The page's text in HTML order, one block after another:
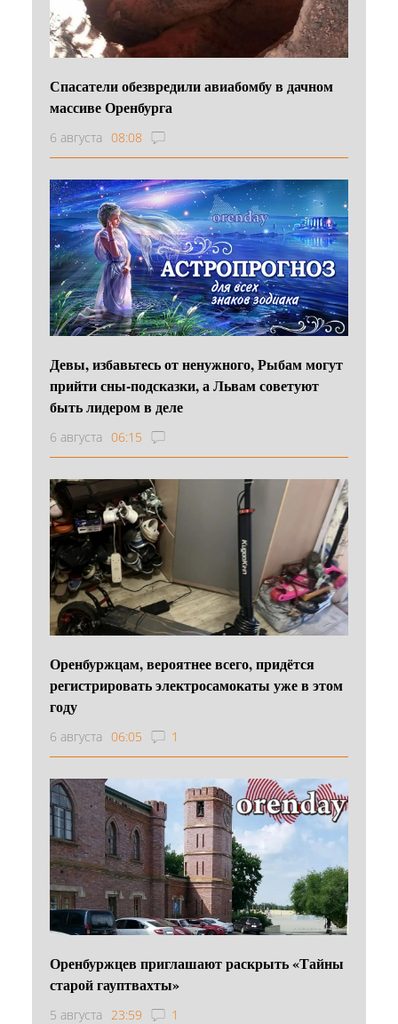
Спасатели обезвредили авиабомбу в дачном
массиве Оренбурга
6 августа 08:08
Девы, избавьтесь от ненужного, Рыбам могут
прийти сны-подсказки, а Львам советуют
быть лидером в деле
6 августа 06:15
Оренбуржцам, вероятнее всего, придётся
регистрировать электросамокаты уже в этом
году
6 августа 06:05 1
Оренбуржцев приглашают раскрыть «Тайны
старой гауптвахты»
5 августа 23:59 1